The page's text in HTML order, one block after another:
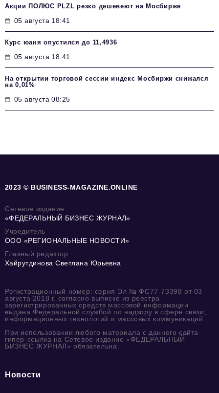
Акции ПОЛЮС PLZL резко дешевеют на Мосбирже
05 августа 18:41
Курс юаня опустился до 11,4936
05 августа 18:41
На открытии торговой сессии индекс Мосбиржи снижался
на 0,01%
05 августа 08:25
2023 © BUSINESS-MAGAZINE.ONLINE
Сетевое издание
«ФЕДЕРАЛЬНЫЙ БИЗНЕС ЖУРНАЛ»
Учредитель
ООО «РЕГИОНАЛЬНЫЕ НОВОСТИ»
Главный редактор
Хайрутдинова Светлана Юрьевна
Регистрационный номер: серия Эл № ФС77-73398 от 03
августа 2018 г. согласно выписке из реестра
зарегистрированных средств массовой информации
выдана Федеральной службой по надзору в сфере связи,
информационных технологий и массовых коммуникаций.
При использовании любого материала с данного сайта
гипер-ссылка на Сетевое издание «ФЕДЕРАЛЬНЫЙ
БИЗНЕС ЖУРНАЛ» обязательна.
Новости